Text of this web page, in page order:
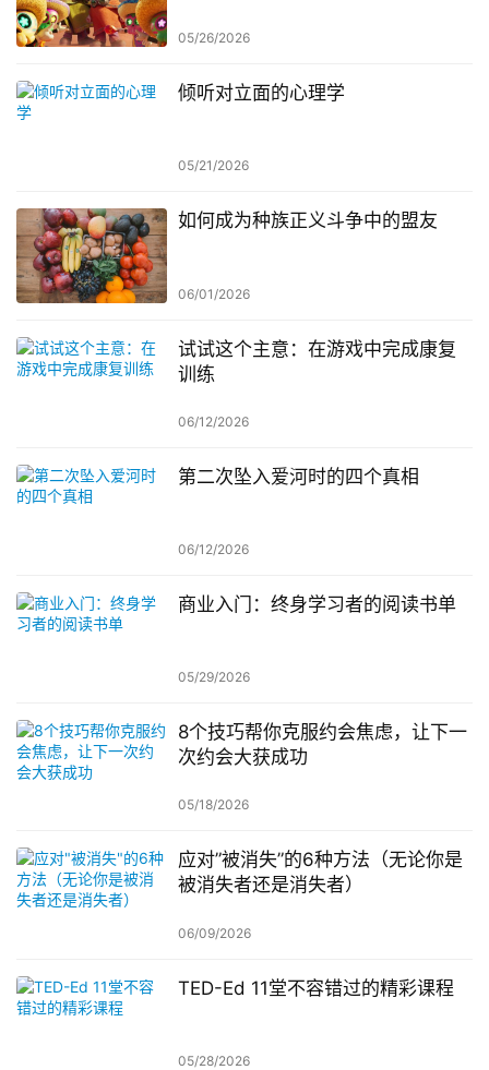
05/26/2026
倾听对立面的心理学
05/21/2026
如何成为种族正义斗争中的盟友
06/01/2026
试试这个主意：在游戏中完成康复
训练
06/12/2026
第二次坠入爱河时的四个真相
06/12/2026
商业入门：终身学习者的阅读书单
05/29/2026
8个技巧帮你克服约会焦虑，让下一
次约会大获成功
05/18/2026
应对”被消失”的6种方法（无论你是
被消失者还是消失者）
06/09/2026
TED-Ed 11堂不容错过的精彩课程
05/28/2026